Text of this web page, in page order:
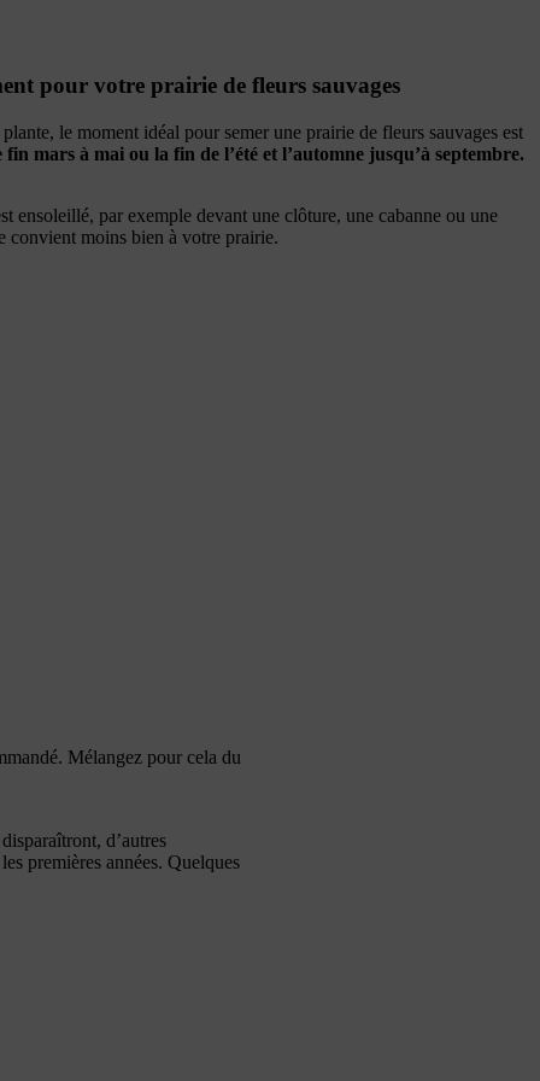
pour votre prairie de fleurs sauvages
le moment idéal pour semer une prairie de fleurs sauvages est
mars à mai ou la fin de l’été et l’automne jusqu’à septembre.
ensoleillé, par exemple devant une clôture, une cabanne ou une
convient moins bien à votre prairie.
Mélangez pour cela du
d’autres
premières années. Quelques